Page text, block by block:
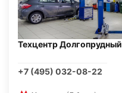
Техцентр Долгопрудный
+7 (495) 032-08-22